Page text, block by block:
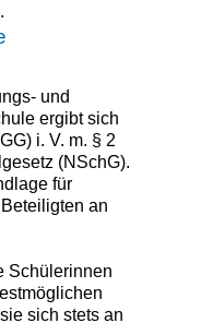
und
ergibt sich
i. V. m. § 2
(NSchG).
für
an
Schülerinnen
sich stets an